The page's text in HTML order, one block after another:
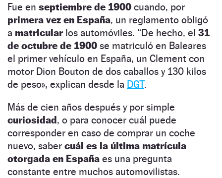
Fue en septiembre de 1900 cuando, por
primera vez en España, un reglamento obligó
a matricular los automóviles. “De hecho, el 31
de octubre de 1900 se matriculó en Baleares
el primer vehículo en España, un Clement con
motor Dion Bouton de dos caballos y 130 kilos
de peso», explican desde la DGT.
Más de cien años después y por simple
curiosidad, o para conocer cuál puede
corresponder en caso de comprar un coche
nuevo, saber cuál es la última matrícula
otorgada en España es una pregunta
constante entre muchos automovilistas.